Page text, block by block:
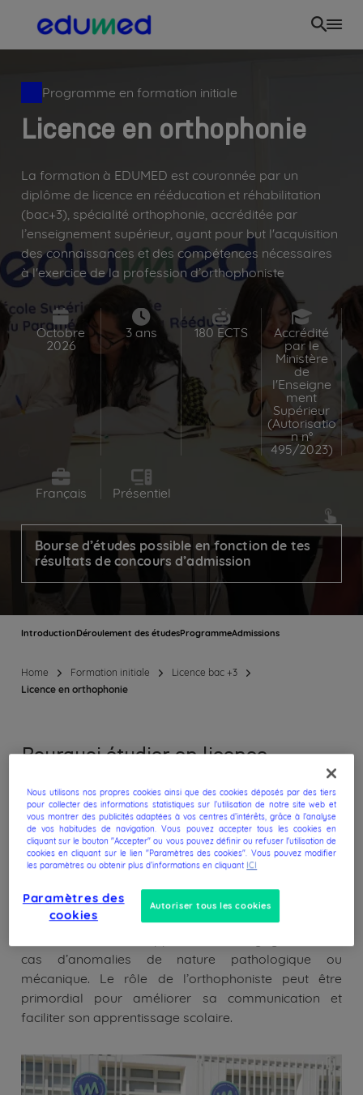
main
Programme en formation initiale
Licence en orthophonie
La formation à EDUMED est couronnée par un
diplôme de licence en rééducation et réhabilitation
(bac+3), spécialité orthophonie, accréditée par
l’enseignement supérieur, ayant pour but l'acquisition
des connaissances et des compétences nécessaires
à l'exercice de la profession d’orthophoniste
Octobre
2026
3 ans 180 ECTS
Accrédité
par le
Ministère
de
l'Enseigne
ment
Supérieur
(Autorisatio
n n°
495/2023)
Français Présentiel
Bourse d’études possible en fonction de tes
résultats de concours d’admission
IntroductionDéroulement des étudesProgrammeAdmissions
Home Formation initiale
Licence bac +3
Licence en orthophonie
Pourquoi étudier en licence
L'orthophoniste exécute des actes de rééducation
visant le traitement des anomalies de nature
oral ou écrit. La consultation en orthophonie se
pratique aussi auprès des jeunes enfants dans le but
cas d’anomalies de nature pathologique ou
mécanique. Le rôle de l’orthophoniste peut être
primordial pour améliorer sa communication et
faciliter son apprentissage scolaire.
Nous utilisons nos propres cookies ainsi que des cookies déposés par des tiers
pour collecter des informations statistiques sur l’utilisation de notre site web et
vous montrer des publicités adaptées à vos centres d’intérêts, grâce à l’analyse
de vos habitudes de navigation. Vous pouvez accepter tous les cookies en
cliquant sur le bouton "Accepter" ou vous pouvez définir ou refuser l'utilisation de
cookies en cliquant sur le lien "Paramètres des cookies". Vous pouvez modifier
les paramètres ou obtenir plus d’informations en cliquant ICI
Paramètres des
cookies
Autoriser tous les cookies